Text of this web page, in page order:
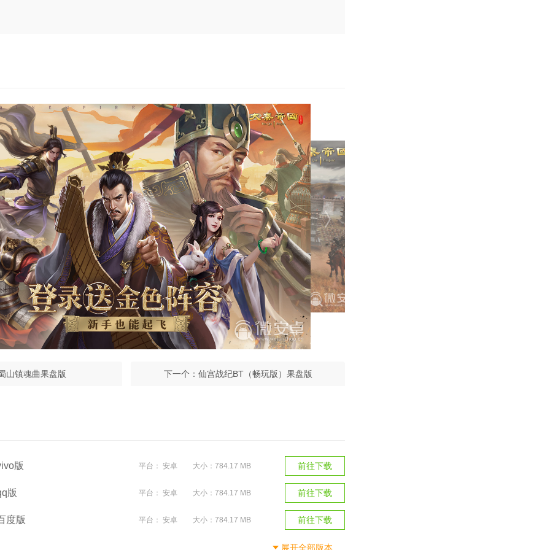
山镇魂曲果盘版 下一个： 仙宫战纪BT（畅玩版）果盘版
版 前往下载
大小：784.17 MB
平台： 安卓
版 前往下载
大小：784.17 MB
平台： 安卓
度版 前往下载
大小：784.17 MB
平台： 安卓
展开全部版本